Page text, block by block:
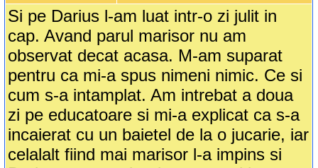
Si pe Darius l-am luat intr-o zi julit in
cap. Avand parul marisor nu am
observat decat acasa. M-am suparat
pentru ca mi-a spus nimeni nimic. Ce si
cum s-a intamplat. Am intrebat a doua
zi pe educatoare si mi-a explicat ca s-a
incaierat cu un baietel de la o jucarie, iar
celalalt fiind mai marisor l-a impins si